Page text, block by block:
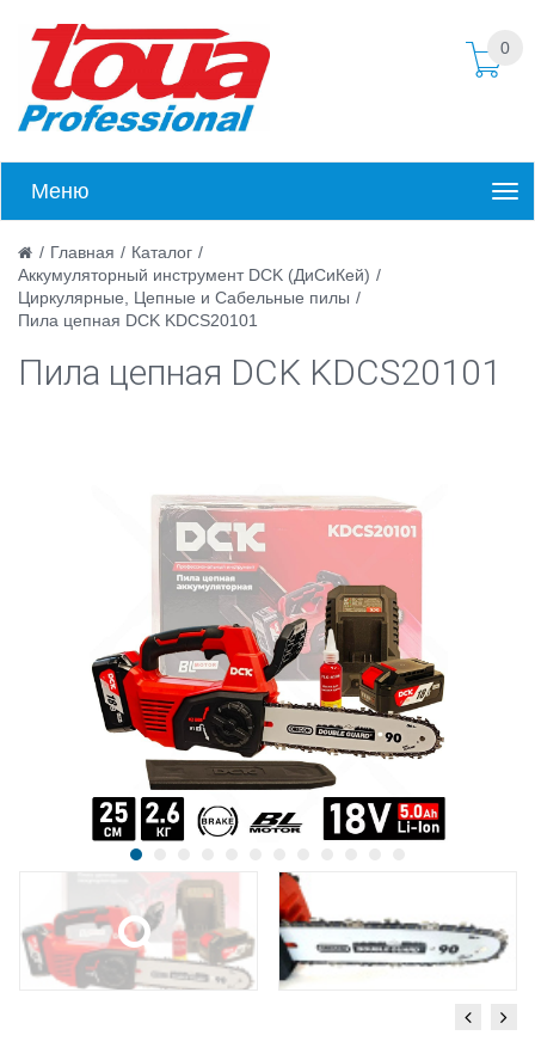
0
Меню
/ Главная / Каталог /
Аккумуляторный инструмент DCK (ДиСиКей) /
Циркулярные, Цепные и Сабельные пилы /
Пила цепная DCK KDCS20101
Пила цепная DCK KDCS20101